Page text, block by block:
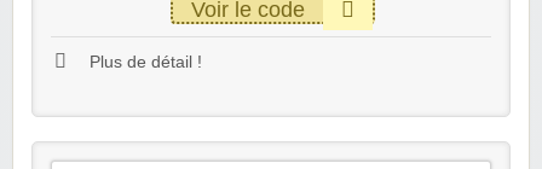
Voir le code
Plus de détail !